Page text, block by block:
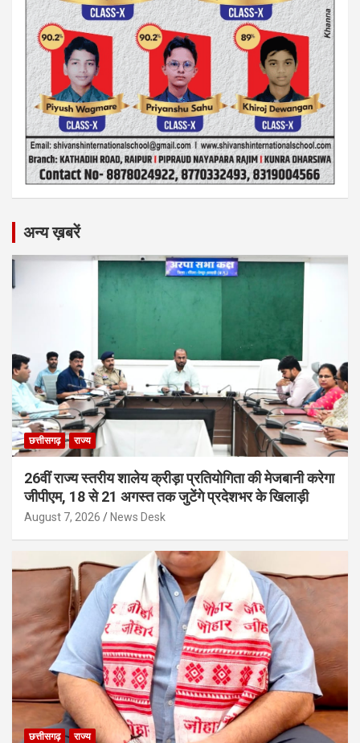
अन्य ख़बरें
छत्तीसगढ़ राज्य
26वीं राज्य स्तरीय शालेय क्रीड़ा प्रतियोगिता की मेजबानी करेगा
जीपीएम, 18 से 21 अगस्त तक जुटेंगे प्रदेशभर के खिलाड़ी
August 7, 2026 News Desk
छत्तीसगढ़ राज्य